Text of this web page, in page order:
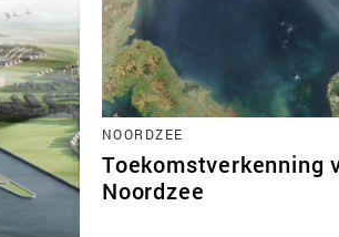
NOORDZEE
Toekomstverkenning
Noordzee